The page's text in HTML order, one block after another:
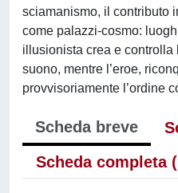
sciamanismo, il contributo
come palazzi-cosmo:
illusionista crea e controlla
suono, mentre l’eroe,
provvisoriamente l’ordine
Scheda breve
Scheda completa